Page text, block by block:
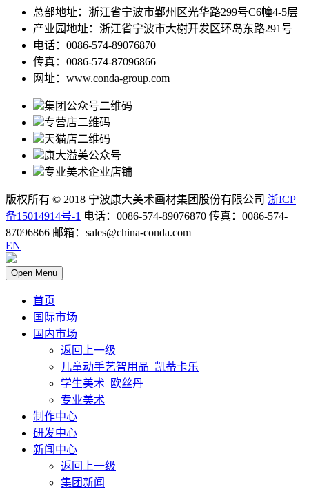
总部地址：浙江省宁波市鄞州区光华路299号C6幢4-5层
产业园地址：浙江省宁波市大榭开发区环岛东路291号
电话：0086-574-89076870
传真：0086-574-87096866
网址：www.conda-group.com
集团公众号二维码
专营店二维码
天猫店二维码
康大溢美公众号
专业美术企业店铺
版权所有 © 2018 宁波康大美术画材集团股份有限公司 浙ICP
备15014914号-1 电话：0086-574-89076870 传真：0086-574-
87096866 邮箱：sales@china-conda.com
EN
Open Menu
首页
国际市场
国内市场
返回上一级
儿童动手艺智用品_凯蒂卡乐
学生美术_欧丝丹
专业美术
制作中心
研发中心
新闻中心
返回上一级
集团新闻